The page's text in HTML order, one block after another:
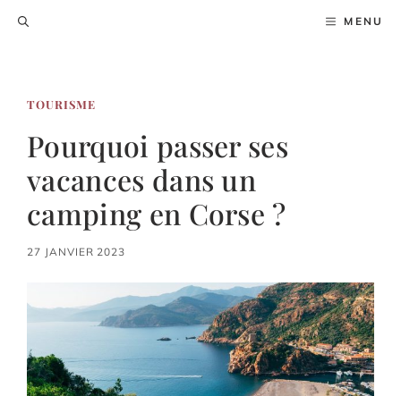
MENU
TOURISME
Pourquoi passer ses
vacances dans un
camping en Corse ?
27 JANVIER 2023